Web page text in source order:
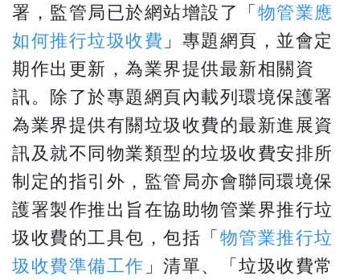
署，監管局已於網站增設了「物管業應
如何推行垃圾收費」專題網頁，並會定
期作出更新，為業界提供最新相關資
訊。除了於專題網頁內載列環境保護署
為業界提供有關垃圾收費的最新進展資
訊及就不同物業類型的垃圾收費安排所
制定的指引外，監管局亦會聯同環境保
護署製作推出旨在協助物管業界推行垃
圾收費的工具包，包括「物管業推行垃
圾收費準備工作」清單、「垃圾收費常